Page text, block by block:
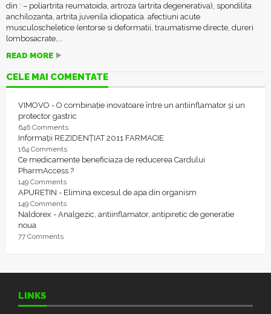
din : – poliartrita reumatoida, artroza (artrita degenerativa), spondilita
anchilozanta, artrita juvenila idiopatica. afectiuni acute
musculoscheletice (entorse si deformatii, traumatisme directe, dureri
lombosacrate,...
READ MORE
CELE MAI COMENTATE
VIMOVO - O combinație inovatoare între un antiinflamator și un
protector gastric
646 Comments
Informații REZIDENȚIAT 2011 FARMACIE
164 Comments
Ce medicamente beneficiaza de reducerea Cardului
PharmAccess ?
149 Comments
APURETIN - Elimina excesul de apa din organism
149 Comments
Naldorex - Analgezic, antiinflamator, antipiretic de generatie
noua
77 Comments
LINKS